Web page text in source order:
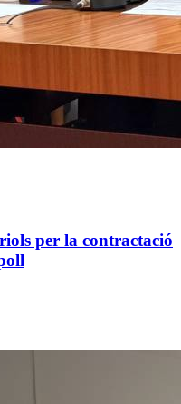
per la contractació